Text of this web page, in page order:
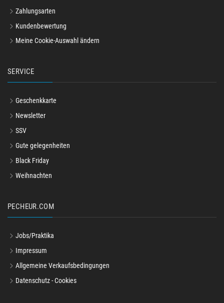
Zahlungsarten
Kundenbewertung
Meine Cookie-Auswahl ändern
SERVICE
Geschenkkarte
Newsletter
SSV
Gute gelegenheiten
Black Friday
Weihnachten
PECHEUR.COM
Jobs/Praktika
Impressum
Allgemeine Verkaufsbedingungen
Datenschutz - Cookies